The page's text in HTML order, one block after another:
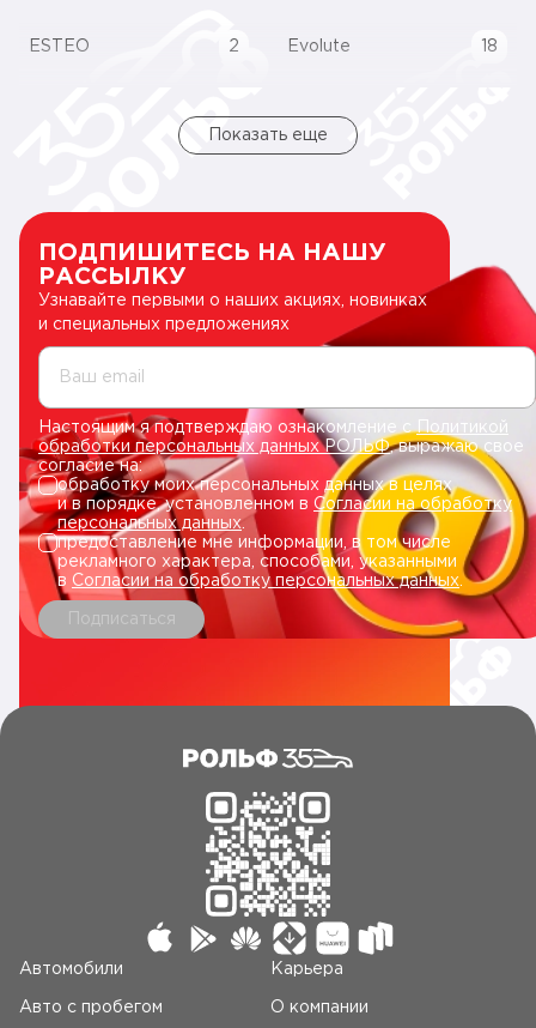
ESTEO 2 Evolute 18
Показать еще
ПОДПИШИТЕСЬ НА НАШУ
РАССЫЛКУ
Узнавайте первыми о наших акциях, новинках
и специальных предложениях
Ваш email
Настоящим я подтверждаю ознакомление сПолитикой
обработки персональных данных РОЛЬФ, выражаю свое
согласие на:
обработку моих персональных данных в целях
и в порядке, установленном в Согласии на обработку
персональных данных.
предоставление мне информации, в том числе
рекламного характера, способами, указанными
в Согласии на обработку персональных данных
Подписаться
Автомобили
Авто c пробегом
Карьера
О компании